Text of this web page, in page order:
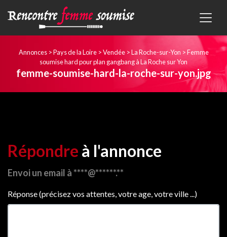
Annonces>Pays de la Loire>Vendée>La Roche-sur-Yon >Femme
soumise hard pour plan gangbang à La Roche sur Yon
femme-soumise-hard-la-roche-sur-yon.jpg
Répondre à l'annonce
Envoi un email à ****@******.**
Réponse (précisez vos attentes, votre age, votre ville ...)